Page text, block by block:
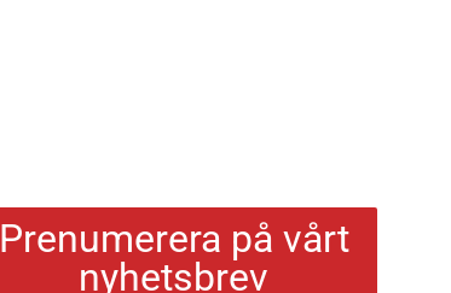
Prenumerera på vårt
nyhetsbrev